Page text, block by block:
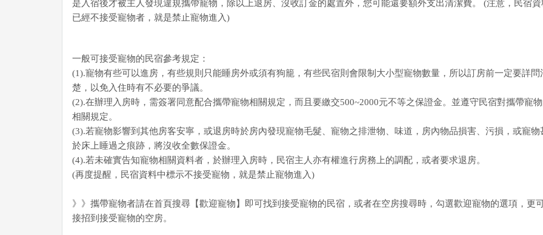
是入宿後才被主人發現違規攜帶寵物，除以上退房、沒收訂金的處置外，您可能還要額外支出清潔費。 (注意，民宿資
已經不接受寵物者，就是禁止寵物進入)
一般可接受寵物的民宿參考規定：
(1).寵物有些可以進房，有些規則只能睡房外或須有狗籠，有些民宿則會限制大小型寵物數量，所以訂房前一定要詳問
楚，以免入住時有不必要的爭議。
(2).在辦理入房時，需簽署同意配合攜帶寵物相關規定，而且要繳交500~2000元不等之保證金。並遵守民宿對攜帶寵
相關規定。
(3).若寵物影響到其他房客安寧，或退房時於房內發現寵物毛髮、寵物之排泄物、味道，房內物品損害、污損，或寵物
於床上睡過之痕跡，將沒收全數保證金。
(4).若未確實告知寵物相關資料者，於辦理入房時，民宿主人亦有權進行房務上的調配，或者要求退房。
(再度提醒，民宿資料中標示不接受寵物，就是禁止寵物進入)
》》攜帶寵物者請在首頁搜尋【歡迎寵物】即可找到接受寵物的民宿，或者在空房搜尋時，勾選歡迎寵物的選項，更
接招到接受寵物的空房。